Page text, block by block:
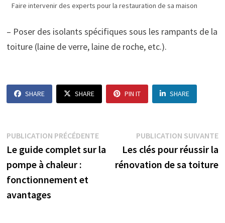
Faire intervenir des experts pour la restauration de sa maison
– Poser des isolants spécifiques sous les rampants de la
toiture (laine de verre, laine de roche, etc.).
SHARE SHARE PIN IT SHARE
Navigation
de
l’article
PUBLICATION PRÉCÉDENTEPublication
précédente :
Le guide complet sur la
pompe à chaleur :
fonctionnement et
avantages
PUBLICATION SUIVANTE
Les clés pour réussir la
rénovation de sa toiture